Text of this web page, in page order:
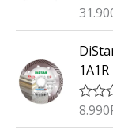
s
:
/
5
É
é
k
e
l
é
s
:
É
8.990